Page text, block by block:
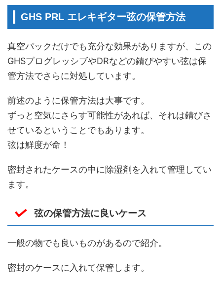
GHS PRL エレキギター弦の保管方法
真空パックだけでも充分な効果がありますが、この
GHSプログレッシブやDRなどの錆びやすい弦は保
管方法でさらに対処しています。
前述のように保管方法は大事です。
ずっと空気にさらす可能性があれば、それは錆びさ
せているということでもあります。
弦は鮮度が命！
密封されたケースの中に除湿剤を入れて管理してい
ます。
弦の保管方法に良いケース
一般の物でも良いものがあるので紹介。
密封のケースに入れて保管します。